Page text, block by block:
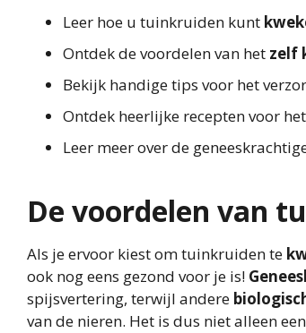
Leer hoe u tuinkruiden kunt
Ontdek de voordelen van het zelf
Bekijk handige tips voor het
Ontdek heerlijke recepten voor
Leer meer over de
De voordelen van
Als je ervoor kiest om tuinkruiden te
ook nog eens gezond voor je is!
spijsvertering, terwijl andere
van de nieren. Het is dus niet alleen een